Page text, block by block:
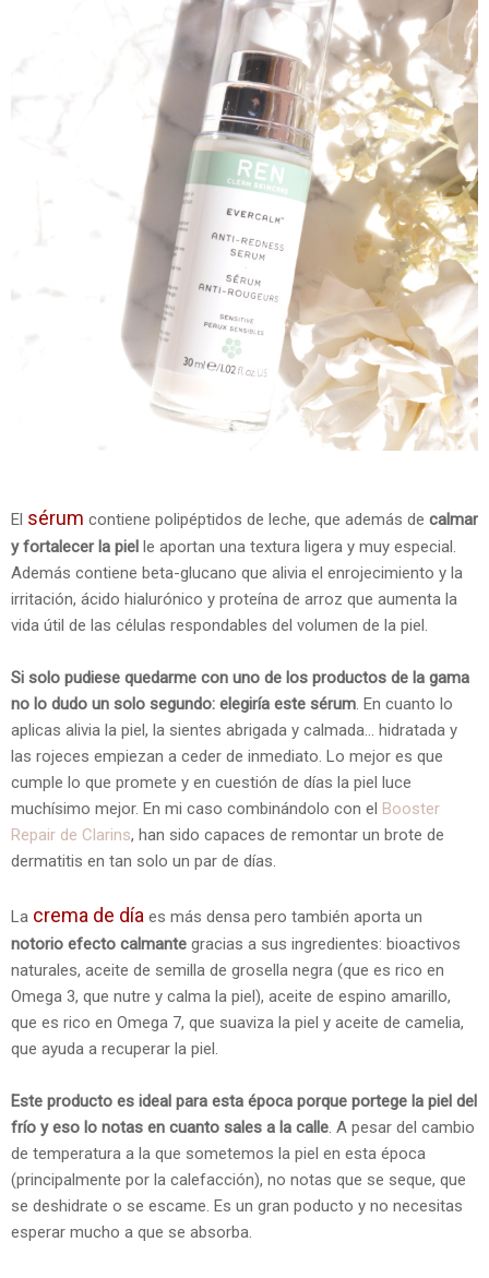
El sérum contiene polipéptidos de leche, que además de calmar
y fortalecer la piel le aportan una textura ligera y muy especial.
Además contiene beta-glucano que alivia el enrojecimiento y la
irritación, ácido hialurónico y proteína de arroz que aumenta la
vida útil de las células respondables del volumen de la piel.
Si solo pudiese quedarme con uno de los productos de la gama
no lo dudo un solo segundo: elegiría este sérum . En cuanto lo
aplicas alivia la piel, la sientes abrigada y calmada... hidratada y
las rojeces empiezan a ceder de inmediato. Lo mejor es que
cumple lo que promete y en cuestión de días la piel luce
muchísimo mejor. En mi caso combinándolo con el Booster
Repair de Clarins, han sido capaces de remontar un brote de
dermatitis en tan solo un par de días.
La crema de día es más densa pero también aporta un
notorio efecto calmante gracias a sus ingredientes: bioactivos
naturales, aceite de semilla de grosella negra (que es rico en
Omega 3, que nutre y calma la piel), aceite de espino amarillo,
que es rico en Omega 7, que suaviza la piel y aceite de camelia,
que ayuda a recuperar la piel.
Este producto es ideal para esta época porque portege la piel del
frío y eso lo notas en cuanto sales a la calle . A pesar del cambio
de temperatura a la que sometemos la piel en esta época
(principalmente por la calefacción), no notas que se seque, que
se deshidrate o se escame. Es un gran poducto y no necesitas
esperar mucho a que se absorba.